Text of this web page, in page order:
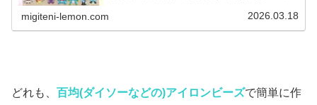
migiteni-lemon.com 2026.03.18
どれも、 百均(ダイソーなどの)アイロンビーズで簡単に作